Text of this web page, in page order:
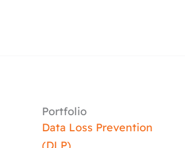
Portfolio
Data Loss Prevention